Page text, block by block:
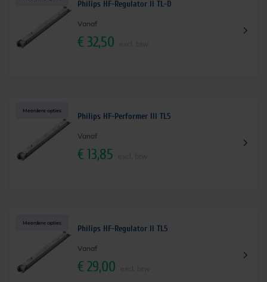
Philips HF-Regulator II TL-D
Vanaf
€32,50
Meerdere opties
Philips HF-Performer III TL5
Vanaf
€13,85
Meerdere opties
Philips HF-Regulator II TL5
Vanaf
€29,00